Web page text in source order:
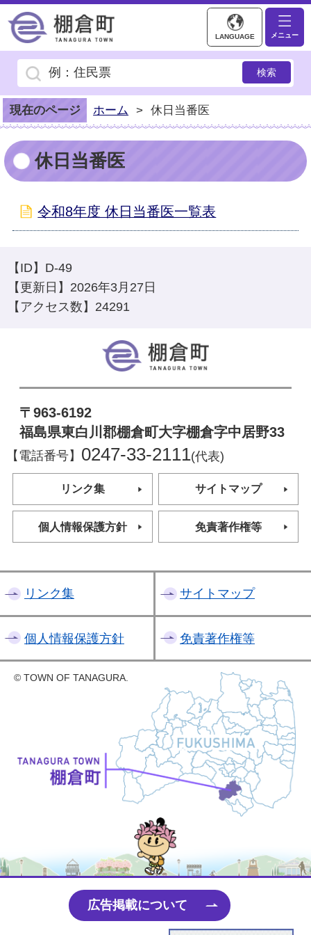
棚倉町ホームページ
LANGUAGE メニュー
現在のページ ホーム > 休日当番医
休日当番医
令和8年度 休日当番医一覧表
【ID】 D-49
【更新日】 2026年3月27日
【アクセス数】 24291
〒963-6192
福島県東白川郡棚倉町大字棚倉字中居野33
【電話番号】 0247-33-2111(代表)
リンク集 サイトマップ
個人情報保護方針 免責著作権等
リンク集 サイトマップ
個人情報保護方針 免責著作権等
© TOWN OF TANAGURA.
広告掲載について